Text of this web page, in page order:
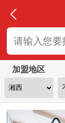
加盟地区